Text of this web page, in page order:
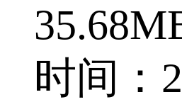
时间：